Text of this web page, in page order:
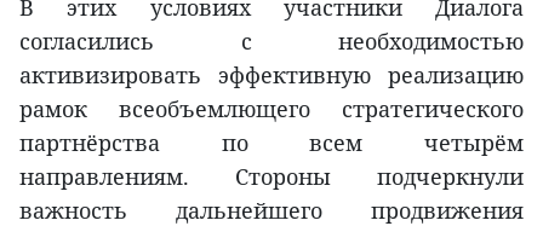
В этих условиях участники Диалога
согласились с необходимостью
активизировать эффективную реализацию
рамок всеобъемлющего стратегического
партнёрства по всем четырём
направлениям. Стороны подчеркнули
важность дальнейшего продвижения